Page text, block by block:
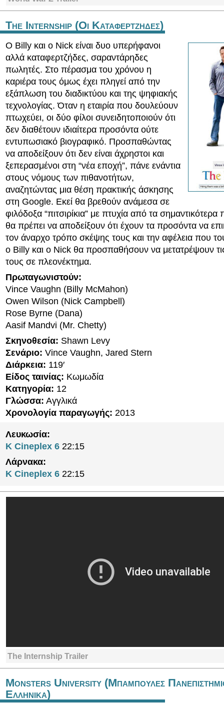
The Internship (Οι Καταφερτζηδες)
Ο Billy και ο Nick είναι δυο υπερήφανοι
αλλά καταφερτζήδες, σαραντάρηδες
πωλητές. Στο πέρασμα του χρόνου η
καριέρα τους όμως έχει πληγεί από την
εξάπλωση του διαδικτύου και της ψηφιακής
τεχνολογίας. Όταν η εταιρία που δουλεύουν
πτωχεύει, οι δύο φίλοι συνειδητοποιούν ότι
δεν διαθέτουν ιδιαίτερα προσόντα ούτε
εντυπωσιακό βιογραφικό. Προσπαθώντας
να αποδείξουν ότι δεν είναι άχρηστοι και
ξεπερασμένοι στη “νέα εποχή”, πάνε ενάντια
στους νόμους των πιθανοτήτων,
αναζητώντας μια θέση πρακτικής άσκησης
στη Google. Εκεί θα βρεθούν ανάμεσα σε
φιλόδοξα “πιτσιρίκια” με πτυχία από τα σημαντικότερα
θα πρέπει να αποδείξουν ότι έχουν τα προσόντα να
τον άναρχο τρόπο σκέψης τους και την αφέλεια που
ο Billy και ο Nick θα προσπαθήσουν να μετατρέψουν
τους σε πλεονέκτημα.
Πρωταγωνιστούν:
Vince Vaughn (Billy McMahon)
Owen Wilson (Nick Campbell)
Rose Byrne (Dana)
Aasif Mandvi (Mr. Chetty)
Σκηνοθεσία: Shawn Levy
Σενάριο: Vince Vaughn, Jared Stern
Διάρκεια: 119′
Είδος ταινίας: Κωμωδία
Κατηγορία: 12
Γλώσσα: Αγγλικά
Χρονολογία παραγωγής: 2013
Λευκωσία:
K Cineplex 6 22:15
Λάρνακα:
K Cineplex 6 22:15
The Internship Trailer
Monsters University (Μπαμπουλες
Ελληνικα)